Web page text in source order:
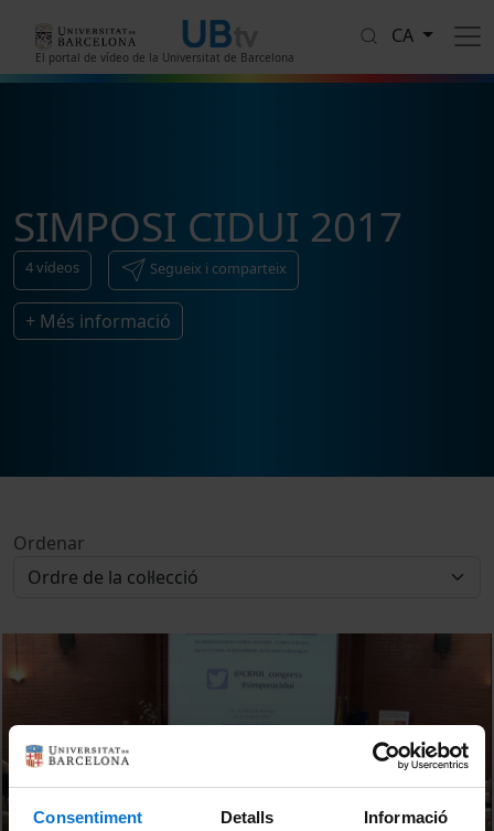
Consentiment Detalls Informació
El portal de vídeo de la Universitat de Barcelona
CA
SIMPOSI CIDUI 2017
4vídeos Segueix i comparteix
+ Més informació
Ordenar